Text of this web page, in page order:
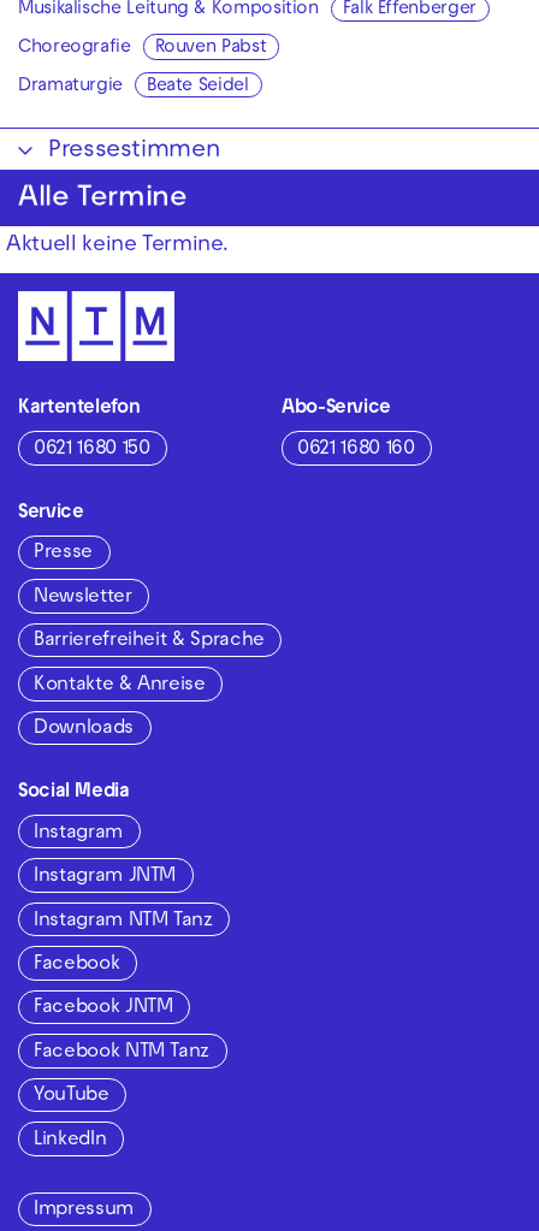
Musikalische Leitung & Komposition Falk Effenberger
Choreografie Rouven Pabst
Dramaturgie Beate Seidel
Pressestimmen
Alle Termine
Aktuell keine Termine.
Kartentelefon
0621 1680 150
Abo-Service
0621 1680 160
Service
Presse
Newsletter
Barrierefreiheit & Sprache
Kontakte & Anreise
Downloads
Social Media
Instagram
Instagram JNTM
Instagram NTM Tanz
Facebook
Facebook JNTM
Facebook NTM Tanz
YouTube
LinkedIn
Impressum